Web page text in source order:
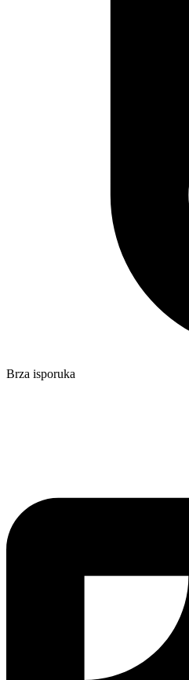
Brza isporuka